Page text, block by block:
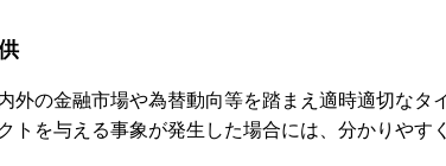
外の金融市場や為替動向等を踏まえ適時適切なタ
トを与える事象が発生した場合には、分かりやす